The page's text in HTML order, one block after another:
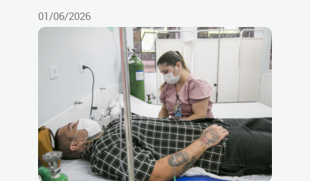
01/06/2026